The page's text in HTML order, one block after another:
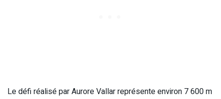
Le défi réalisé par Aurore Vallar représente environ 7 600 m